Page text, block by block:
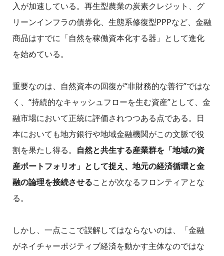
入が加速している。再生型農業の炭素クレジット、グ
リーンインフラの債券化、生態系修復型PPPなど、金融
商品はすでに「自然を稼働資本化する器」として進化
を始めている。
重要なのは、自然資本の回復が“非財務的な善行”ではな
く、“持続的なキャッシュフローを生む資産”として、金
融市場において正統に評価されつつある点である。日
本においても地方銀行や地域金融機関がこの文脈で役
割を果たし得る。 自然と共生する産業群を「地域の資
産ポートフォリオ」として捉え、地元の経済循環と金
融の論理を接続させることが次なるフロンティアとな
る。
しかし、一点ここで誤解してはならないのは、「金融
がネイチャーポジティブ経済を動かす主体なのではな